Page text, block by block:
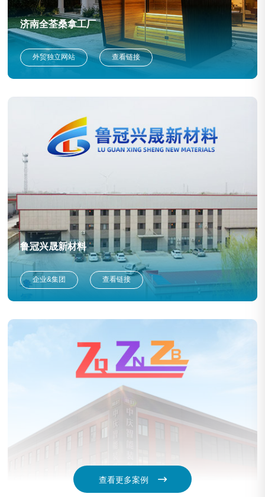
济南全荃桑拿工厂
外贸独立网站 查看链接
鲁冠兴晟新材料
企业&集团 查看链接
中庆智能装备
查看更多案例